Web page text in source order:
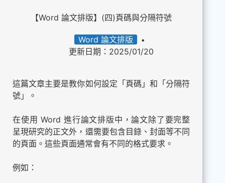
【Word 論文排版】(四)頁碼與分隔符號
Word 論文排版
更新日期：2025/01/20
這篇文章主要是教你如何設定「頁碼」和「分隔符
號」。
在使用 Word 進行論文排版中，論文除了要完整
呈現研究的正文外，還需要包含目錄、封面等不同
的頁面。這些頁面通常會有不同的格式要求。
例如：